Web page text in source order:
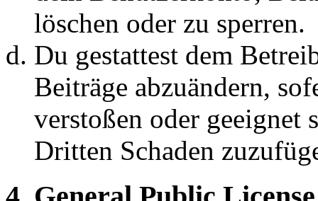
löschen oder zu sperren.
Du gestattest dem
Beiträge abzuändern,
verstoßen oder geeignet
Dritten Schaden